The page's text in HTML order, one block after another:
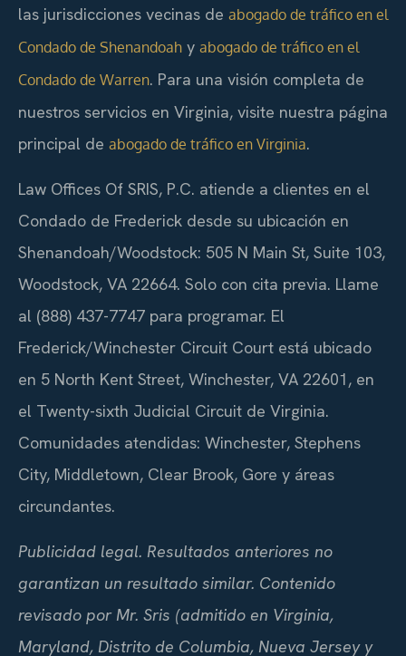
las jurisdicciones vecinas de abogado de tráfico en el
Condado de Shenandoah y abogado de tráfico en el
Condado de Warren. Para una visión completa de
nuestros servicios en Virginia, visite nuestra página
principal de abogado de tráfico en Virginia.
Law Offices Of SRIS, P.C. atiende a clientes en el
Condado de Frederick desde su ubicación en
Shenandoah/Woodstock: 505 N Main St, Suite 103,
Woodstock, VA 22664. Solo con cita previa. Llame
al (888) 437-7747 para programar. El
Frederick/Winchester Circuit Court está ubicado
en 5 North Kent Street, Winchester, VA 22601, en
el Twenty-sixth Judicial Circuit de Virginia.
Comunidades atendidas: Winchester, Stephens
City, Middletown, Clear Brook, Gore y áreas
circundantes.
Publicidad legal. Resultados anteriores no
garantizan un resultado similar. Contenido
revisado por Mr. Sris (admitido en Virginia,
Maryland, Distrito de Columbia, Nueva Jersey y